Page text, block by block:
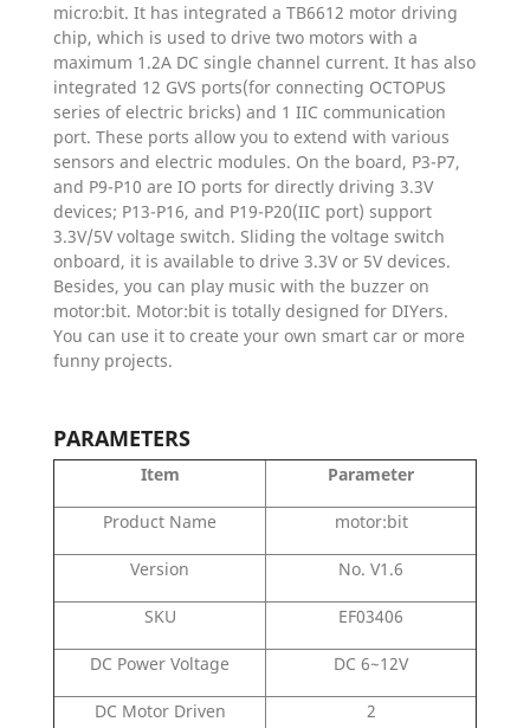
micro:bit. It has integrated a TB6612 motor driving
chip, which is used to drive two motors with a
maximum 1.2A DC single channel current. It has also
integrated 12 GVS ports(for connecting OCTOPUS
series of electric bricks) and 1 IIC communication
port. These ports allow you to extend with various
sensors and electric modules. On the board, P3-P7,
and P9-P10 are IO ports for directly driving 3.3V
devices; P13-P16, and P19-P20(IIC port) support
3.3V/5V voltage switch. Sliding the voltage switch
onboard, it is available to drive 3.3V or 5V devices.
Besides, you can play music with the buzzer on
motor:bit. Motor:bit is totally designed for DIYers.
You can use it to create your own smart car or more
funny projects.
PARAMETERS
Item Parameter
Product Name motor:bit
Version No. V1.6
SKU EF03406
DC Power Voltage DC 6~12V
DC Motor Driven 2